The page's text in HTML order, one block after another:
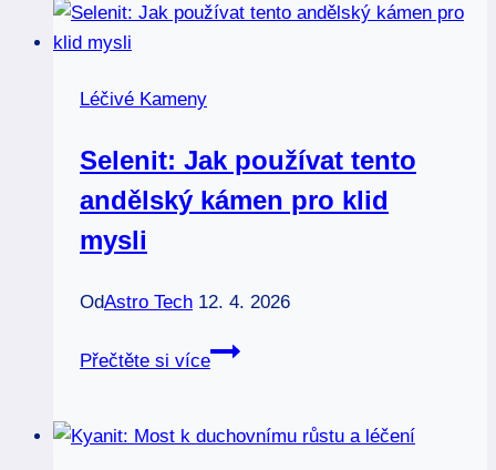
kameny:
Léčivé Kameny
Selenit: Jak používat tento
andělský kámen pro klid
mysli
OdAstro Tech 12. 4. 2026
Přečtěte si více
Selenit:
tento